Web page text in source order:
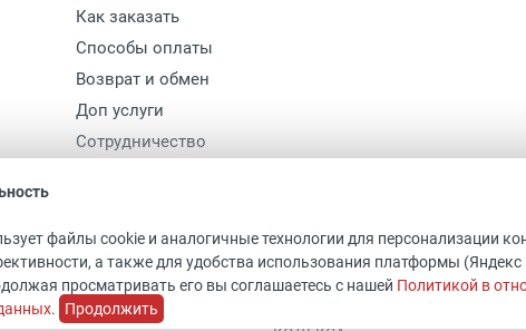
Как заказать
Способы оплаты
Возврат и обмен
Доп услуги
Сотрудничество
© 2005-2026 “Студия Арт Дом”
ХАРАКТЕР И НЕ ЯВЛЯЕТСЯ ПУБЛИЧНО
файлы cookie и аналогичные технологии для персонализации
а также для удобства использования платформы
просматривать его вы соглашаетесь с нашей Политикой в
. Продолжить